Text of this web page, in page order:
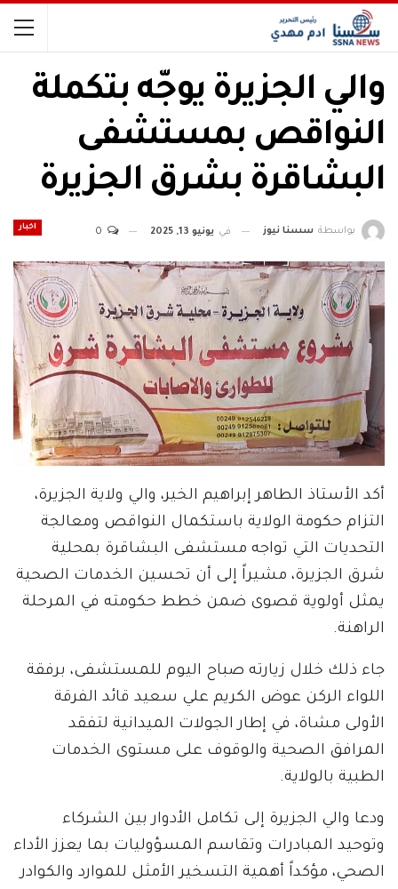
والي الجزيرة يوجّه بتكملة
النواقص بمستشفى
البشاقرة بشرق الجزيرة
اخبار بواسطة سسنا نيوز في يونيو 13, 2025
أكد الأستاذ الطاهر إبراهيم الخير، والي ولاية الجزيرة،
التزام حكومة الولاية باستكمال النواقص ومعالجة
التحديات التي تواجه مستشفى البشاقرة بمحلية
شرق الجزيرة، مشيراً إلى أن تحسين الخدمات الصحية
يمثل أولوية قصوى ضمن خطط حكومته في المرحلة
الراهنة.
جاء ذلك خلال زيارته صباح اليوم للمستشفى، برفقة
اللواء الركن عوض الكريم علي سعيد قائد الفرقة
الأولى مشاة، في إطار الجولات الميدانية لتفقد
المرافق الصحية والوقوف على مستوى الخدمات
الطبية بالولاية.
ودعا والي الجزيرة إلى تكامل الأدوار بين الشركاء
وتوحيد المبادرات وتقاسم المسؤوليات بما يعزز الأداء
الصحي، مؤكداً أهمية التسخير الأمثل للموارد والكوادر